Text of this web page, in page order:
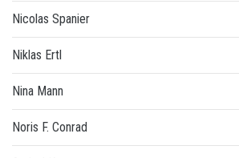
Nicolas Spanier
Niklas Ertl
Nina Mann
Noris F. Conrad